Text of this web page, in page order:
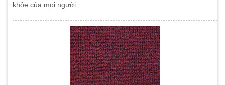
khỏe của mọi người.